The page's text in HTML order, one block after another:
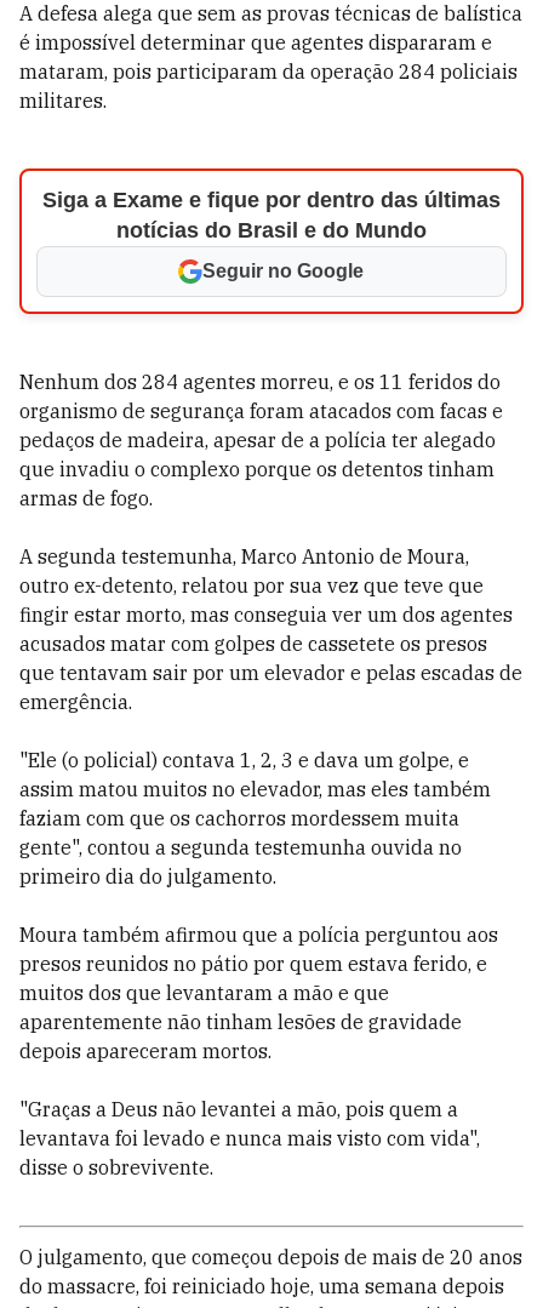
A defesa alega que sem as provas técnicas de balística
é impossível determinar que agentes dispararam e
mataram, pois participaram da operação 284 policiais
militares.
Siga a Exame e fique por dentro das últimas
notícias do Brasil e do Mundo
Seguir no Google
Nenhum dos 284 agentes morreu, e os 11 feridos do
organismo de segurança foram atacados com facas e
pedaços de madeira, apesar de a polícia ter alegado
que invadiu o complexo porque os detentos tinham
armas de fogo.
A segunda testemunha, Marco Antonio de Moura,
outro ex-detento, relatou por sua vez que teve que
fingir estar morto, mas conseguia ver um dos agentes
acusados matar com golpes de cassetete os presos
que tentavam sair por um elevador e pelas escadas de
emergência.
"Ele (o policial) contava 1, 2, 3 e dava um golpe, e
assim matou muitos no elevador, mas eles também
faziam com que os cachorros mordessem muita
gente", contou a segunda testemunha ouvida no
primeiro dia do julgamento.
Moura também afirmou que a polícia perguntou aos
presos reunidos no pátio por quem estava ferido, e
muitos dos que levantaram a mão e que
aparentemente não tinham lesões de gravidade
depois apareceram mortos.
"Graças a Deus não levantei a mão, pois quem a
levantava foi levado e nunca mais visto com vida",
disse o sobrevivente.
O julgamento, que começou depois de mais de 20 anos
do massacre, foi reiniciado hoje, uma semana depois